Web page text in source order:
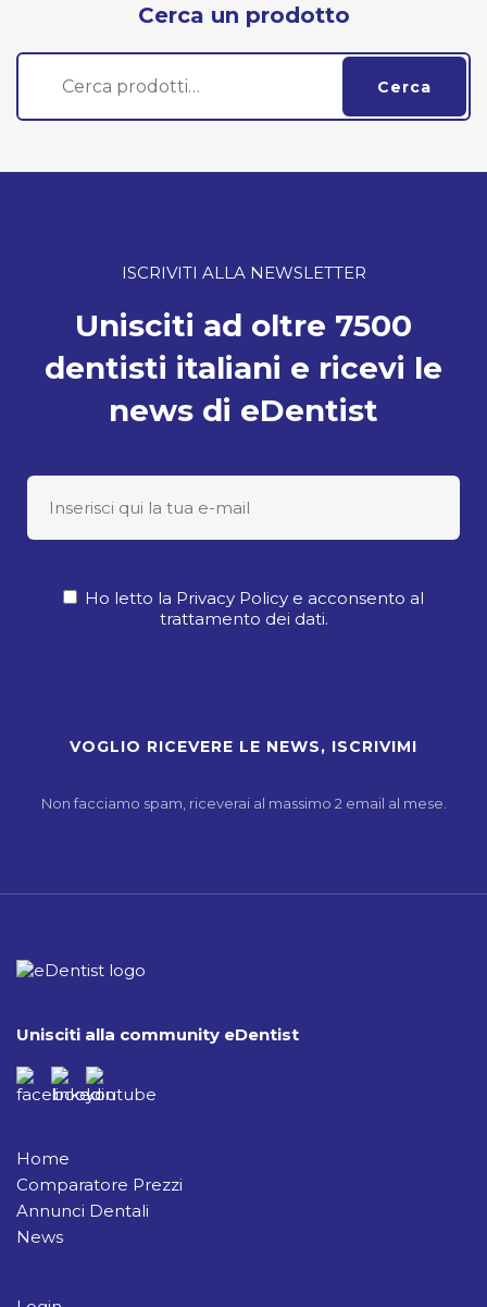
Cerca un prodotto
Cerca:
Cerca
ISCRIVITI ALLA NEWSLETTER
Unisciti ad oltre 7500
dentisti italiani e ricevi le
news di eDentist
Ho letto la Privacy Policy e acconsento al
trattamento dei dati.
Non facciamo spam, riceverai al massimo 2 email al mese.
Unisciti alla community eDentist
Home
Comparatore Prezzi
Annunci Dentali
News